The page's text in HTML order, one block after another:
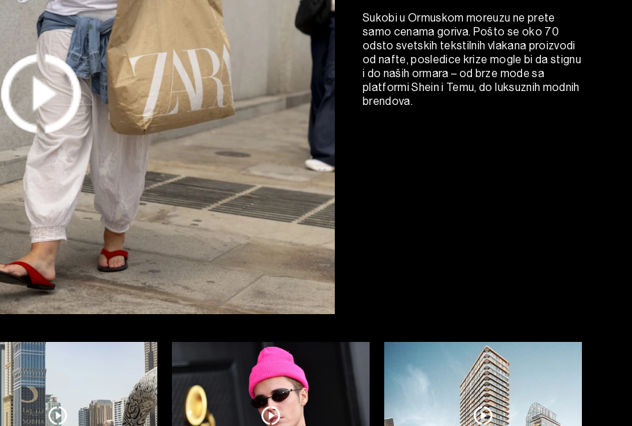
Sukobi u Ormuskom moreuzu ne prete
samo cenama goriva. Pošto se oko 70
odsto svetskih tekstilnih vlakana proizvodi
od nafte, posledice krize mogle bi da stignu
i do naših ormara – od brze mode sa
platformi Shein i Temu, do luksuznih modnih
brendova.